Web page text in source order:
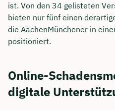
ist. Von den 34 gelisteten
bieten nur fünf einen
die AachenMünchener in
positioniert.
Online-
digitale